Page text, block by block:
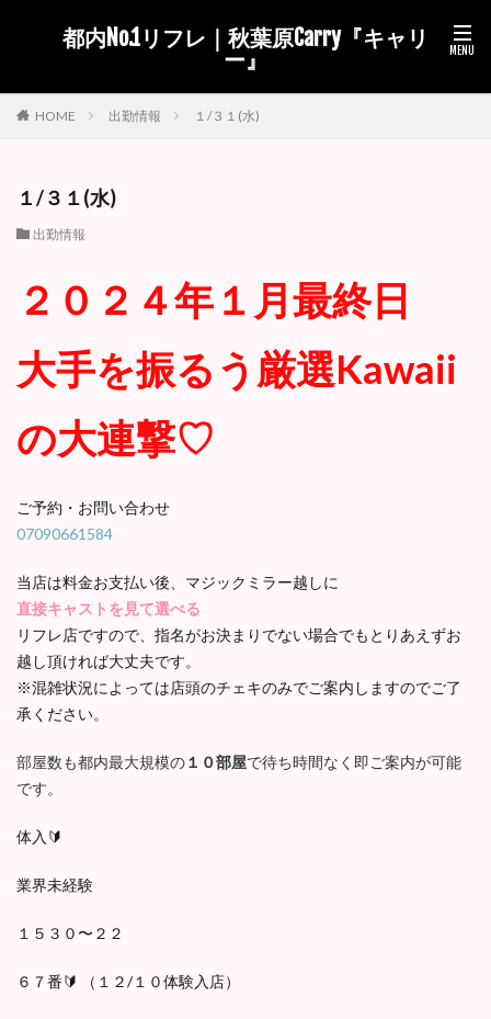
都内No.1リフレ｜秋葉原Carry『キャリ
ー』
HOME 出勤情報 １/３１(水)
１/３１(水)
出勤情報
２０２４年１月最終日
大手を振るう厳選Kawaii
の大連撃♡
ご予約・お問い合わせ
07090661584
当店は料金お支払い後、マジックミラー越しに
直接キャストを見て選べる
リフレ店ですので、指名がお決まりでない場合でもとりあえずお
越し頂ければ大丈夫です。
※混雑状況によっては店頭のチェキのみでご案内しますのでご了
承ください。
部屋数も都内最大規模の１０部屋で待ち時間なく即ご案内が可能
です。
体入🔰
業界未経験
１５３０〜２２
６７番🔰 （１２/１０体験入店）